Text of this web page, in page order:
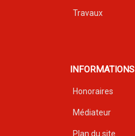
Travaux
INFORMATIONS
Honoraires
Médiateur
Plan du site